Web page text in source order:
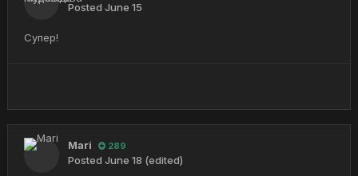
Posted June 15
Супер!
Mari 289
Posted June 18 (edited)